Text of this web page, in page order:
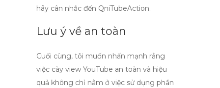
hãy cân nhắc đến QniTubeAction.
Lưu ý về an toàn
Cuối cùng, tôi muốn nhấn mạnh rằng
việc cày view YouTube an toàn và hiệu
quả không chỉ nằm ở việc sử dụng phần